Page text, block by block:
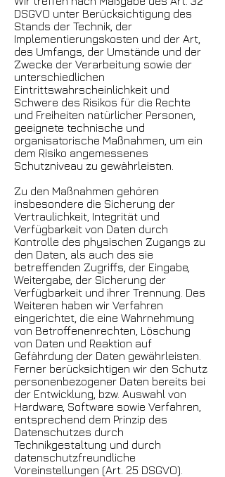
DSGVO unter Berücksichtigung des
Stands der Technik, der
Implementierungskosten und der Art,
des Umfangs, der Umstände und der
Zwecke der Verarbeitung sowie der
unterschiedlichen
Eintrittswahrscheinlichkeit und
Schwere des Risikos für die Rechte
und Freiheiten natürlicher Personen,
geeignete technische und
organisatorische Maßnahmen, um ein
dem Risiko angemessenes
Schutzniveau zu gewährleisten.
Zu den Maßnahmen gehören
insbesondere die Sicherung der
Vertraulichkeit, Integrität und
Verfügbarkeit von Daten durch
Kontrolle des physischen Zugangs zu
den Daten, als auch des sie
betreffenden Zugriffs, der Eingabe,
Weitergabe, der Sicherung der
Verfügbarkeit und ihrer Trennung. Des
Weiteren haben wir Verfahren
eingerichtet, die eine Wahrnehmung
von Betroffenenrechten, Löschung
von Daten und Reaktion auf
Gefährdung der Daten gewährleisten.
Ferner berücksichtigen wir den Schutz
personenbezogener Daten bereits bei
der Entwicklung, bzw. Auswahl von
Hardware, Software sowie Verfahren,
entsprechend dem Prinzip des
Datenschutzes durch
Technikgestaltung und durch
datenschutzfreundliche
Voreinstellungen (Art. 25 DSGVO).